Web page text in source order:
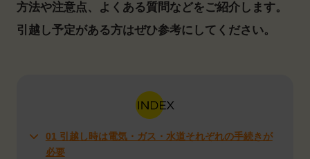
方法や注意点、よくある質問などをご紹介します。
引越し予定がある方はぜひ参考にしてください。
01 引越し時は電気・ガス・水道それぞれの手続きが
必要